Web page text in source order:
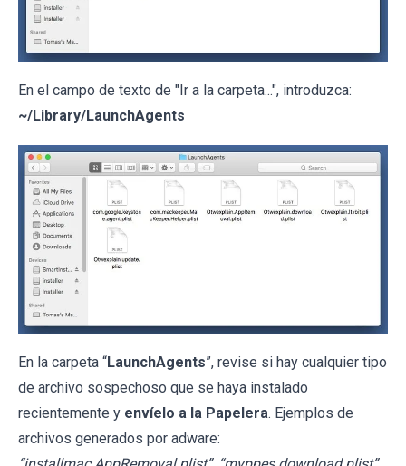
En el campo de texto de "Ir a la carpeta...", introduzca:
~/Library/LaunchAgents
En la carpeta “LaunchAgents”, revise si hay cualquier tipo
de archivo sospechoso que se haya instalado
recientemente y envíelo a la Papelera. Ejemplos de
archivos generados por adware: